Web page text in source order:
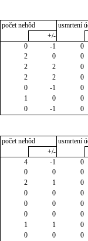
počet nehôd
usmrtení
+/-
0 -1
0
2 0
0
2 2
0
2 2
0
0 -1
0
1 0
0
0 -1 0
počet nehôd
usmrtení
+/-
4 -1
0
0 0
0
2 1
0
0 0
0
0 0
0
0 0
0
1 1
0
0 0 0